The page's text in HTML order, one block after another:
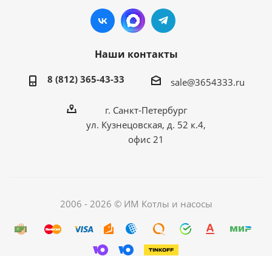
Наши контакты
8 (812) 365-43-33 sale@3654333.ru
г. Санкт-Петербург
ул. Кузнецовская, д. 52 к.4,
офис 21
2006 - 2026 © ИМ Котлы и насосы